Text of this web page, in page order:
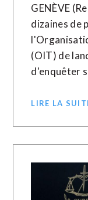
GENÈVE
dizaines de
(OIT) de
d'enquêter
LIRE LA